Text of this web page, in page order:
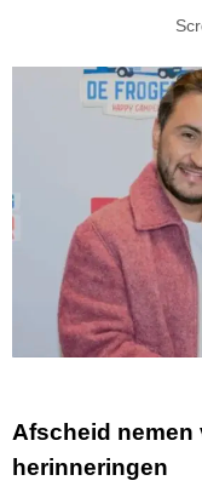
Afscheid nemen
herinneringen